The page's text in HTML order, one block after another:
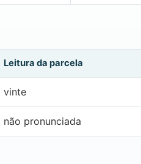
Leitura da parcela
vinte
não pronunciada